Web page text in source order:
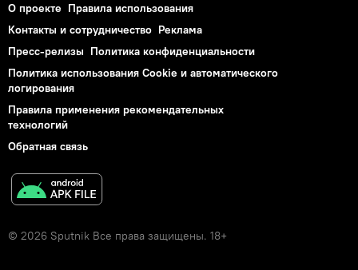
О проекте Правила использования
Контакты и сотрудничество Реклама
Пресс-релизы Политика конфиденциальности
Политика использования Cookie и автоматического
логирования
Правила применения рекомендательных
технологий
Обратная связь
© 2026 Sputnik Все права защищены. 18+